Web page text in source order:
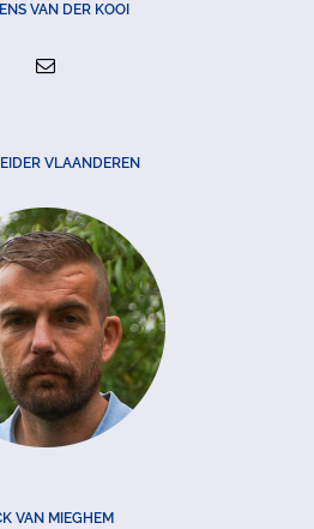
VAN DER KOOI
VLAANDEREN
VAN MIEGHEM